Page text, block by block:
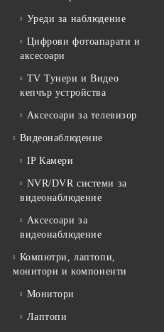
Уреди за наблюдение
Цифрови фотоапарати и
аксесоари
TV Тунери и Видео
кепчър устройства
Аксесоари за телевизор
Видеонаблюдение
IP Камери
NVR/DVR системи за
видеонаблюдение
Аксесоари за
видеонаблюдение
Компютри, лаптопи,
монитори и компоненти
Монитори
Лаптопи